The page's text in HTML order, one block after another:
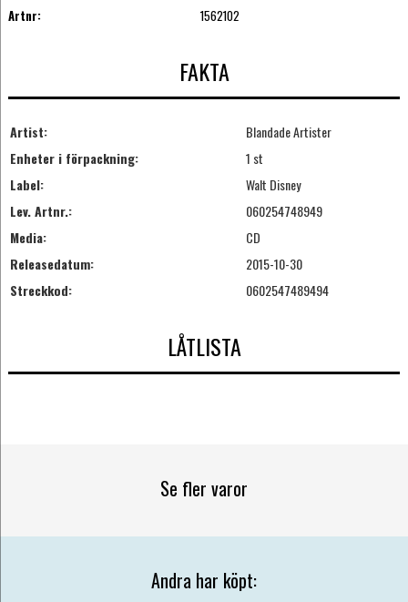
Artnr:
1562102
FAKTA
Artist:
Blandade Artister
Enheter i förpackning:
1 st
Label:
Walt Disney
Lev. Artnr.:
060254748949
Media:
CD
Releasedatum:
2015-10-30
Streckkod:
0602547489494
LÅTLISTA
Se fler varor
Andra har köpt: